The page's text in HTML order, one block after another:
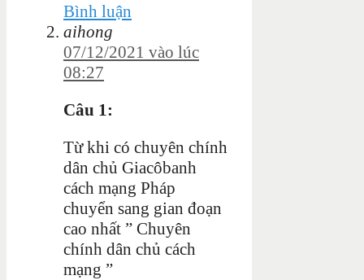
Bình luận
aihong
07/12/2021 vào lúc
08:27
Câu 1:
Từ khi có chuyên chính
dân chủ Giacôbanh
cách mạng Pháp
chuyển sang gian đoạn
cao nhất ” Chuyên
chính dân chủ cách
mạng ”